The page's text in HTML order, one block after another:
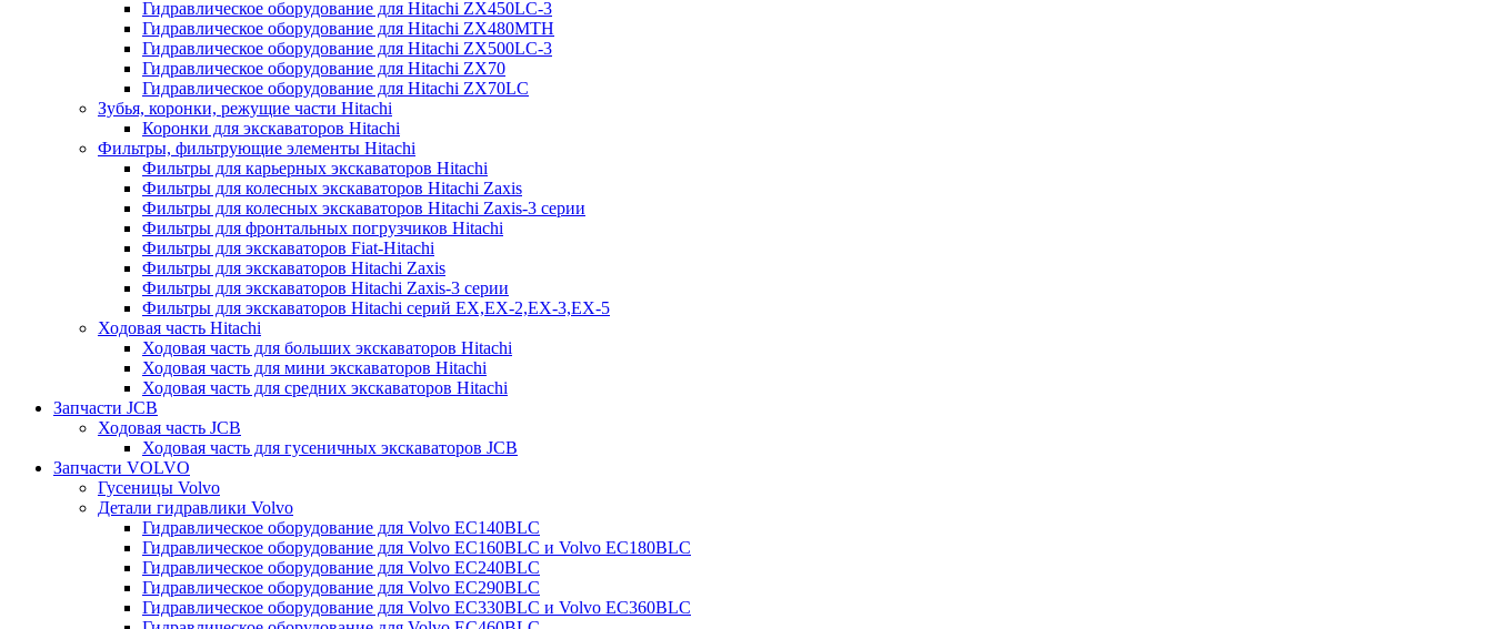
Гидравлическое оборудование для Hitachi ZX450LC-3
Гидравлическое оборудование для Hitachi ZX480MTH
Гидравлическое оборудование для Hitachi ZX500LC-3
Гидравлическое оборудование для Hitachi ZX70
Гидравлическое оборудование для Hitachi ZX70LC
Зубья, коронки, режущие части Hitachi
Коронки для экскаваторов Hitachi
Фильтры, фильтрующие элементы Hitachi
Фильтры для карьерных экскаваторов Hitachi
Фильтры для колесных экскаваторов Hitachi Zaxis
Фильтры для колесных экскаваторов Hitachi Zaxis-3 серии
Фильтры для фронтальных погрузчиков Hitachi
Фильтры для экскаваторов Fiat-Hitachi
Фильтры для экскаваторов Hitachi Zaxis
Фильтры для экскаваторов Hitachi Zaxis-3 серии
Фильтры для экскаваторов Hitachi серий EX,EX-2,EX-3,EX-5
Ходовая часть Hitachi
Ходовая часть для больших экскаваторов Hitachi
Ходовая часть для мини экскаваторов Hitachi
Ходовая часть для средних экскаваторов Hitachi
Запчасти JCB
Ходовая часть JCB
Ходовая часть для гусеничных экскаваторов JCB
Запчасти VOLVO
Гусеницы Volvo
Детали гидравлики Volvo
Гидравлическое оборудование для Volvo EC140BLC
Гидравлическое оборудование для Volvo EC160BLC и Volvo EC180BLC
Гидравлическое оборудование для Volvo EC240BLC
Гидравлическое оборудование для Volvo EC290BLC
Гидравлическое оборудование для Volvo EC330BLC и Volvo EC360BLC